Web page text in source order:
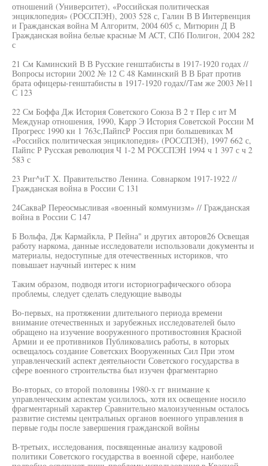
отношений (Университет), «Российская политическая
энциклопедия» (РОССПЭН), 2003 528 с, Галин В В Интервенция
и Гражданская война M Алгоритм, 2004 605 с, Митюрин Д В
Гражданская война белые красные M ACT, СПб Полигон, 2004 282
с
21 См Каминский В В Русские генштабисты в 1917-1920 годах //
Вопросы истории 2002 № 12 С 48 Каминский В В Брат против
брата офицеры-генштабисты в 1917-1920 годах//Там же 2003 №11
С 123
22 См Боффа Дж История Советского Союза В 2 т Пер с ит M
Междунар отношения, 1990, Kapp Э История Советской России M
Прогресс 1990 кн 1 763с,ПайпсР Россия при большевиках M
«Российск политическая энциклопедия» (РОССПЭН), 1997 662 с,
Пайпс Р Русская революция Ч 1-2 M РОССПЭН 1994 ч 1 397 с ч 2
583 с
23 Риг^иТ X. Правительство Ленина. Совнарком 1917-1922 //
Гражданская война в России С 131
24СакваР Переосмысливая «военный коммунизм» // Гражданская
война в России С 147
Б Вольфа, Дж Кармайкла, Р Пейна" и других авторов26 Освещая
работу наркома, данные исследователи использовали документы и
материалы, недоступные для отечественных историков, что
повышает научный интерес к ним
Таким образом, подводя итоги историографического обзора
проблемы, следует сделать следующие выводы
Во-первых, на протяжении длительного периода времени
внимание отечественных и зарубежных исследователей было
обращено на изучение вооруженного противостояния Красной
Армии и ее противников Публиковались работы, в которых
освещалось создание Советских Вооруженных Сил При этом
управленческий аспект деятельности Советского государства в
сфере военного строительства был изучен фрагментарно
Во-вторых, со второй половины 1980-х гг внимание к
управленческим аспектам усилилось, хотя их освещение носило
фрагментарный характер Сравнительно малоизученным осталось
развитие системы центральных органов военного управления в
первые годы после завершения гражданской войны
В-третьих, исследования, посвященные анализу кадровой
политики Советского государства в военной сфере, наиболее